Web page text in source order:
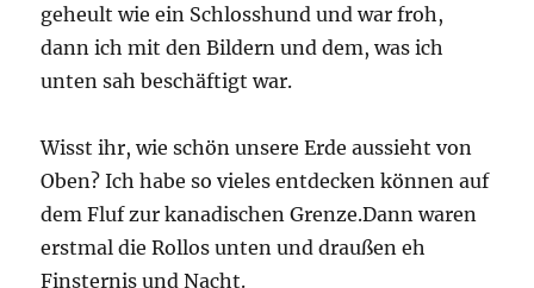
geheult wie ein Schlosshund und war froh,
dann ich mit den Bildern und dem, was ich
unten sah beschäftigt war.
Wisst ihr, wie schön unsere Erde aussieht von
Oben? Ich habe so vieles entdecken können auf
dem Fluf zur kanadischen Grenze.Dann waren
erstmal die Rollos unten und draußen eh
Finsternis und Nacht.